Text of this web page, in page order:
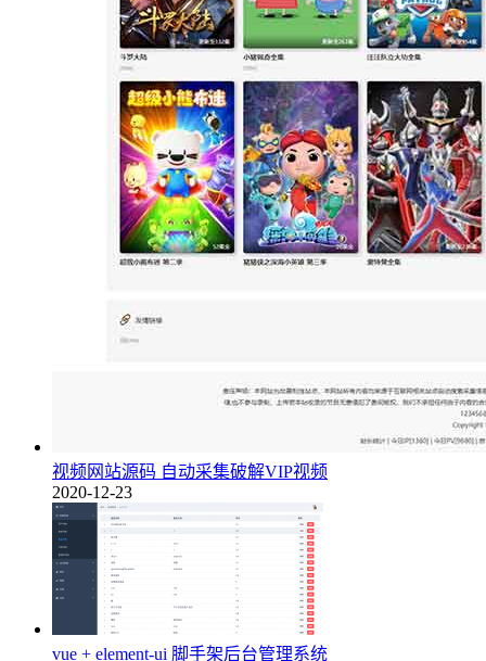
视频网站源码 自动采集破解VIP视频
2020-12-23
vue + element-ui 脚手架后台管理系统